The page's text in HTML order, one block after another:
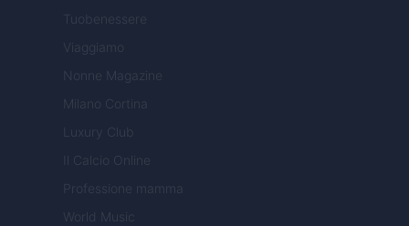
Tuobenessere
Viaggiamo
Nonne Magazine
Milano Cortina
Luxury Club
Il Calcio Online
Professione mamma
World Music